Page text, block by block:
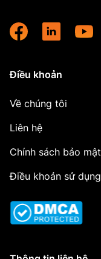
Điều khoản
Về chúng tôi
Liên hệ
Chính sách bảo mật
Điều khoản sử dụng